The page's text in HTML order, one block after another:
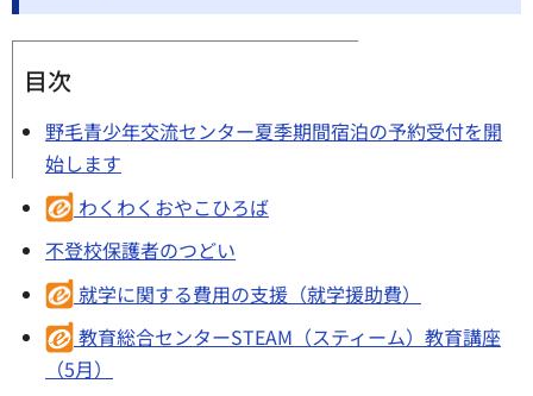
目次
野毛青少年交流センター夏季期間宿泊の予約受付を開
始します
わくわくおやこひろば
不登校保護者のつどい
就学に関する費用の支援（就学援助費）
教育総合センターSTEAM（スティーム）教育講座
（5月）